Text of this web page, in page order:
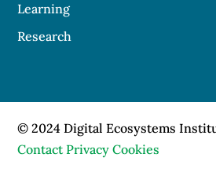
Learning
Research
© 2024 Digital Ecosystems
Contact Privacy Cookies